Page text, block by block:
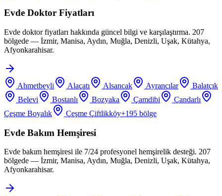
Evde Doktor Fiyatları
Evde doktor fiyatları hakkında güncel bilgi ve karşılaştırma. 207
bölgede — İzmir, Manisa, Aydın, Muğla, Denizli, Uşak, Kütahya,
Afyonkarahisar.
Ahmetbeyli Alaçatı Alsancak Ayrancılar
Balatçık
Belevi
Bostanlı Bozyaka Çamdibi
Çandarlı
Çeşme Boyalık
Çeşme Çiftlikköy+195 bölge
Evde Bakım Hemşiresi
Evde bakım hemşiresi ile 7/24 profesyonel hemşirelik desteği. 207
bölgede — İzmir, Manisa, Aydın, Muğla, Denizli, Uşak, Kütahya,
Afyonkarahisar.